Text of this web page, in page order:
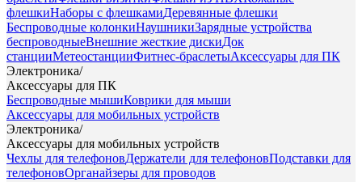
флешкиНаборы с флешкамиДеревянные флешки
Беспроводные колонкиНаушникиЗарядные устройства
беспроводныеВнешние жесткие дискиДок
станцииМетеостанцииФитнес-браслетыАксессуары для ПК
Электроника/
Аксессуары для ПК
Беспроводные мышиКоврики для мыши
Аксессуары для мобильных устройств
Электроника/
Аксессуары для мобильных устройств
Чехлы для телефоновДержатели для телефоновПодставки для
телефоновОрганайзеры для проводов